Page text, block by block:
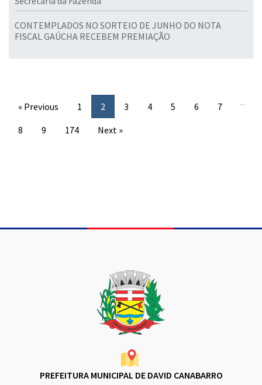
CONTEMPLADOS NO SORTEIO DE JUNHO DO NOTA
FISCAL GAÚCHA RECEBEM PREMIAÇÃO
« Previous 1 2 3 4 5 6
7
8
9
...
174
Next »
PREFEITURA MUNICIPAL DE DAVID CANABARRO